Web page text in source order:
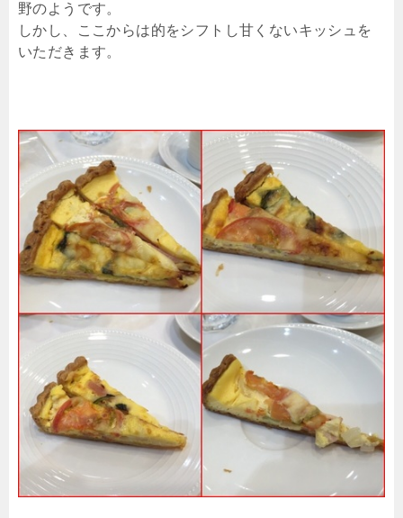
野のようです。
しかし、ここからは的をシフトし甘くないキッシュを
いただきます。